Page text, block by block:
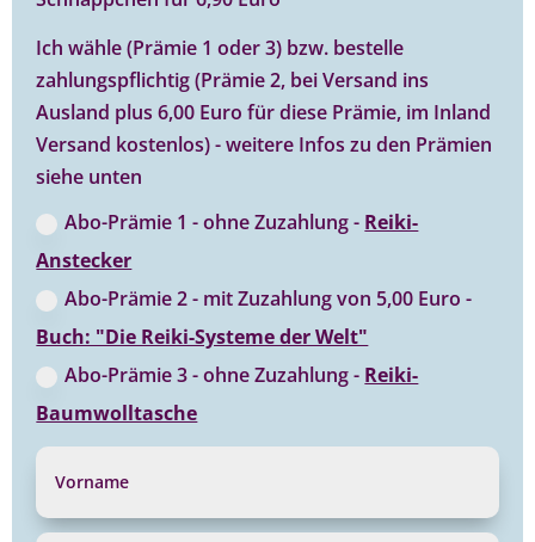
Ich wähle (Prämie 1 oder 3) bzw. bestelle
zahlungspflichtig (Prämie 2, bei Versand ins
Ausland plus 6,00 Euro für diese Prämie, im Inland
Versand kostenlos) - weitere Infos zu den Prämien
siehe unten
Abo-Prämie 1 - ohne Zuzahlung - Reiki-
Anstecker
Abo-Prämie 2 - mit Zuzahlung von 5,00 Euro -
Buch: "Die Reiki-Systeme der Welt"
Abo-Prämie 3 - ohne Zuzahlung - Reiki-
Baumwolltasche